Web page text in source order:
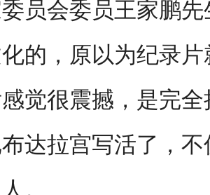
员会委员王家鹏
的，原以为纪录
觉很震撼，是完
达拉宫写活了，
。